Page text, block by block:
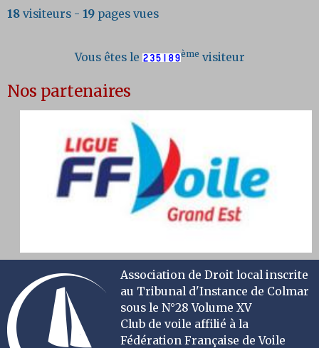
18 visiteurs - 19 pages vues
Vous êtes le ème visiteur
Nos partenaires
Association de Droit local inscrite
au Tribunal d'Instance de Colmar
sous le N°28 Volume XV
Club de voile affilié à la
Fédération Française de Voile